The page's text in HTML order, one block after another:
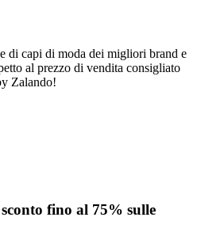
di capi di moda dei migliori brand e
al prezzo di vendita consigliato
Zalando!
fino al 75% sulle